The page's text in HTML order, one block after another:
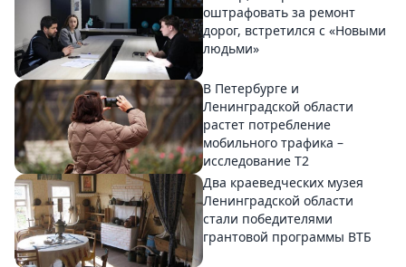
оштрафовать за ремонт
дорог, встретился с «Новыми
людьми»
В Петербурге и
Ленинградской области
растет потребление
мобильного трафика –
исследование T2
Два краеведческих музея
Ленинградской области
стали победителями
грантовой программы ВТБ